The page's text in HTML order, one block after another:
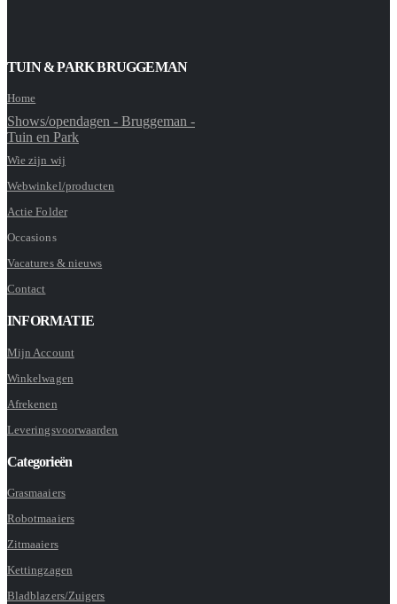
TUIN & PARK BRUGGEMAN
Home
Shows/opendagen - Bruggeman -
Tuin en Park
Wie zijn wij
Webwinkel/producten
Actie Folder
Occasions
Vacatures & nieuws
Contact
INFORMATIE
Mijn Account
Winkelwagen
Afrekenen
Leveringsvoorwaarden
Categorieën
Grasmaaiers
Robotmaaiers
Zitmaaiers
Kettingzagen
Bladblazers/Zuigers